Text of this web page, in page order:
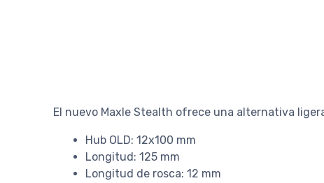
El nuevo Maxle Stealth ofrece una alternativa
Hub OLD: 12x100 mm
Longitud: 125 mm
Longitud de rosca: 12 mm